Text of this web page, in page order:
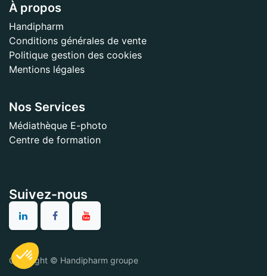
À propos
Handipharm
Conditions générales de vente
Politique gestion des cookies
Mentions légales
Nos Services
Médiathèque E-photo
Centre de formation
Suivez-nous
Copyright © Handipharm groupe